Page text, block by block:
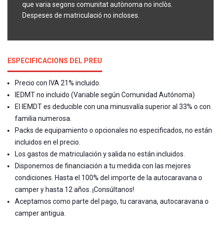
que varia segons comunitat autònoma no inclòs.
Despeses de matriculació no incloses.
ESPECIFICACIONS DEL PREU
Precio con IVA 21% incluido.
IEDMT no incluido (Variable según Comunidad Autónoma)
El IEMDT es deducible con una minusvalía superior al 33% o con
familia numerosa.
Packs de equipamiento o opcionales no especificados, no están
incluidos en el precio.
Los gastos de matriculación y salida no están incluidos.
Disponemos de financiación a tu medida con las mejores
condiciones. Hasta el 100% del importe de la autocaravana o
camper y hasta 12 años. ¡Consúltanos!
Aceptamos como parte del pago, tu caravana, autocaravana o
camper antigua.